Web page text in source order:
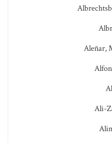
Aleñar,
Ali-